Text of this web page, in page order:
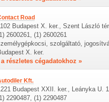
Road
Budapest X. ker., Szent László
2600261, (1) 2600261
szolgáltató,
X. ker.
részletes cégadatokhoz »
Kft.
Budapest XXII. ker., Leányka U.
2290487, (1) 2290487